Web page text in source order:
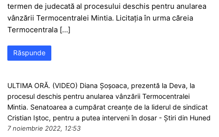
termen de judecată al procesului deschis pentru anularea
vânzării Termocentralei Mintia. Licitația în urma căreia
Termocentrala […]
Răspunde
ULTIMA ORĂ. (VIDEO) Diana Șoșoaca, prezentă la Deva, la
procesul deschis pentru anularea vânzării Termocentralei
Mintia. Senatoarea a cumpărat creanțe de la liderul de sindicat
Cristian Iștoc, pentru a putea interveni în dosar - Știri din Huned
7 noiembrie 2022, 12:53